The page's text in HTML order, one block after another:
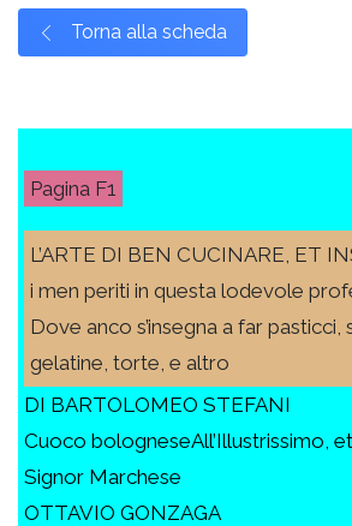
Torna alla scheda
F1
L’ARTE DI BEN CUCINARE, ET
i men periti in questa lodevole
Dove anco s’insegna a far pasticci,
gelatine, torte, e altro
DI BARTOLOMEO STEFANI
Cuoco bologneseAll’Illustrissimo,
Signor Marchese
OTTAVIO GONZAGA